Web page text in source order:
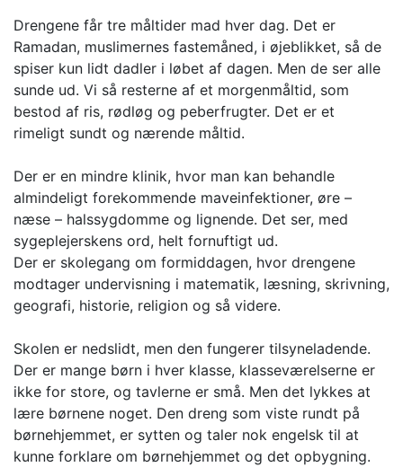
Drengene får tre måltider mad hver dag. Det er
Ramadan, muslimernes fastemåned, i øjeblikket, så de
spiser kun lidt dadler i løbet af dagen. Men de ser alle
sunde ud. Vi så resterne af et morgenmåltid, som
bestod af ris, rødløg og peberfrugter. Det er et
rimeligt sundt og nærende måltid.
Der er en mindre klinik, hvor man kan behandle
almindeligt forekommende maveinfektioner, øre –
næse – halssygdomme og lignende. Det ser, med
sygeplejerskens ord, helt fornuftigt ud.
Der er skolegang om formiddagen, hvor drengene
modtager undervisning i matematik, læsning, skrivning,
geografi, historie, religion og så videre.
Skolen er nedslidt, men den fungerer tilsyneladende.
Der er mange børn i hver klasse, klasseværelserne er
ikke for store, og tavlerne er små. Men det lykkes at
lære børnene noget. Den dreng som viste rundt på
børnehjemmet, er sytten og taler nok engelsk til at
kunne forklare om børnehjemmet og det opbygning.